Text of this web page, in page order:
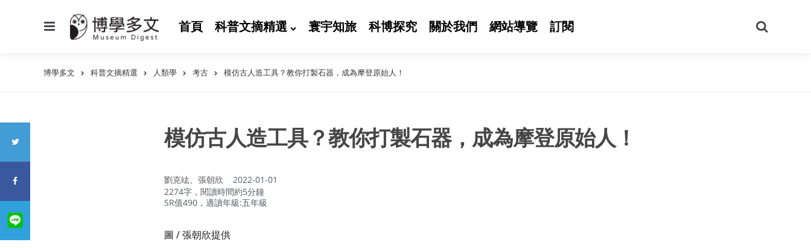
首頁 科普文摘精選 寰宇知旅 科博探究 關於我們 網站導覽 訂閱
尋
博學多文 科普文摘精選 人類學 考古 模仿古人造工具？教你打製石器，成為摩登原始人！
模仿古人造工具？教你打製石器，成為摩登原始人！
作
者：
劉克竑、張朝欣
2022-01-01
2274字，閱讀時間約5分鐘
SR值490，適讀年級:五年級
圖 / 張朝欣提供